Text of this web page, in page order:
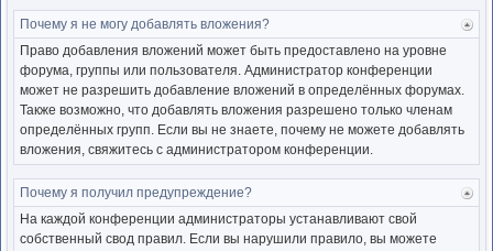
Почему я не могу добавлять вложения?
Право добавления вложений может быть предоставлено на уровне
форума, группы или пользователя. Администратор конференции
может не разрешить добавление вложений в определённых форумах.
Также возможно, что добавлять вложения разрешено только членам
определённых групп. Если вы не знаете, почему не можете добавлять
вложения, свяжитесь с администратором конференции.
Почему я получил предупреждение?
На каждой конференции администраторы устанавливают свой
собственный свод правил. Если вы нарушили правило, вы можете